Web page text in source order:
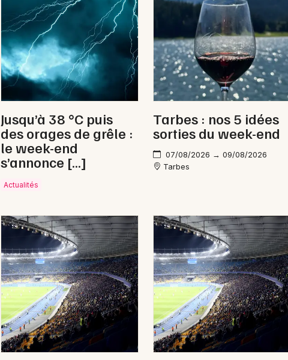
Newsletter des sorties
Artistes en tournée
Actus à Tarbes
Magazine à Tarbes
65 - Hautes-Pyrénées
Choisir mes départements
Mon email
Jusqu’à 38 °C puis
des orages de grêle :
le week-end
s’annonce […]
Actualités
Tarbes : nos 5 idées
sorties du week-end
07/08/2026 → 09/08/2026
Tarbes